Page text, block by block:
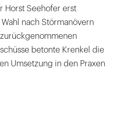
Horst Seehofer erst
nach Störmanövern
betonte Krenkel die
Umsetzung in den Praxen